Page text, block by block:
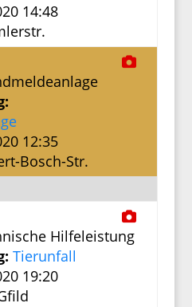
14:48
12:35
Bosch-Str.
Hilfeleistung
Tierunfall
19:20